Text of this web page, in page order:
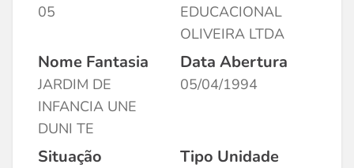
05
EDUCACIONAL
OLIVEIRA LTDA
Nome Fantasia
JARDIM DE
INFANCIA UNE
DUNI TE
Data Abertura
05/04/1994
Situação Tipo Unidade